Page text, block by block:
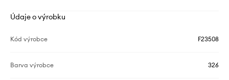
Údaje o výrobku
Kód výrobce F23508
Barva výrobce 326